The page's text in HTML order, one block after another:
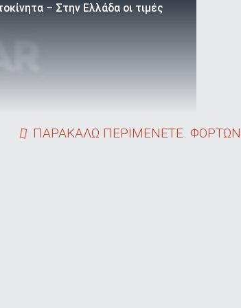
– Στην Ελλάδα οι τιμές
ΠΑΡΑΚΑΛΩ ΠΕΡΙΜΕΝΕΤΕ.